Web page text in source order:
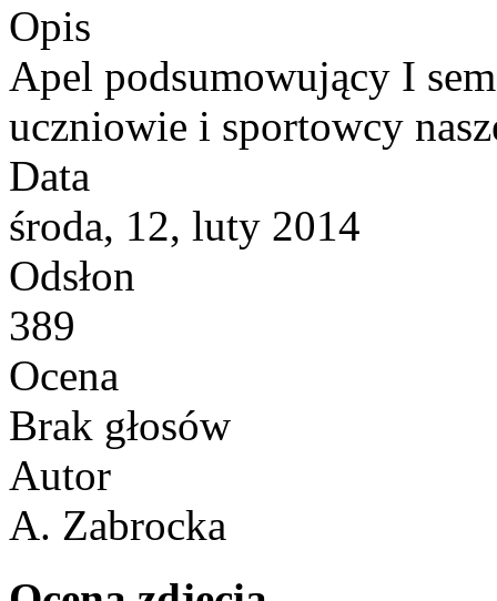
Opis
Apel podsumowujący I
uczniowie i sportowcy
Data
środa, 12, luty 2014
Odsłon
389
Ocena
Brak głosów
Autor
A. Zabrocka